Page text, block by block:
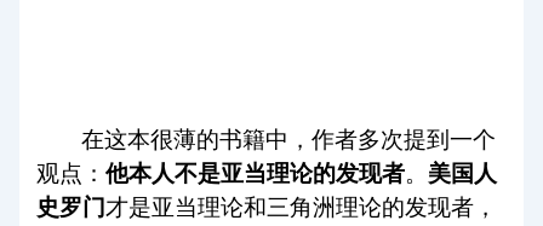
在这本很薄的书籍中，作者多次提到一个
观点：他本人不是亚当理论的发现者。 美国人
史罗门才是亚当理论和三角洲理论的发现者，